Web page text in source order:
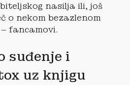
nasilja ili, još
o nekom bezazlenom
fancamovi.
suđenje i
uz knjigu